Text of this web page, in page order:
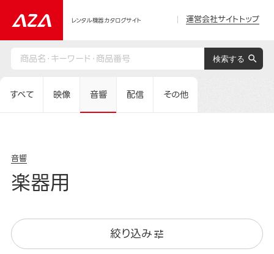
レンタル機器カタログサイト 運営会社サイトトップ
すべて 映像 音響 配信 その他
音響
楽器用
絞り込み